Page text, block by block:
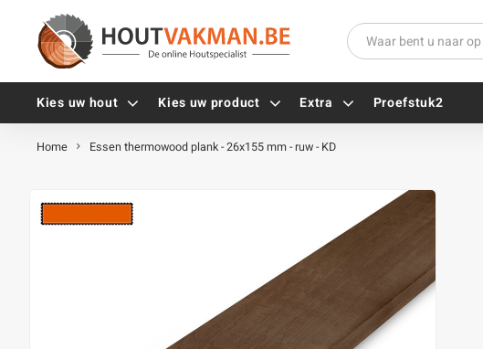
Kies uw hout Kies uw product Extra
Tellerkopschroeven
Gevelschroeven
Hoekankers
Terrasdragers
PuraFix
Proefstuk2
Home Essen thermowood plank - 26x155 mm - ruw - KD